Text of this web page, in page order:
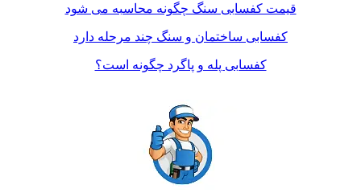
قیمت کفسابی سنگ چگونه محاسبه می شود
کفسابی ساختمان و سنگ چند مرحله دارد
کفسابی پله و پاگرد چگونه است؟